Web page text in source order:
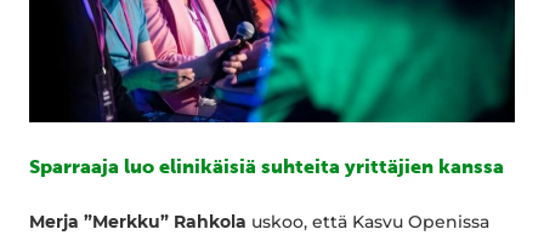
Sparraaja luo elinikäisiä suhteita yrittäjien kanssa
Merja ”Merkku” Rahkola uskoo, että Kasvu Openissa